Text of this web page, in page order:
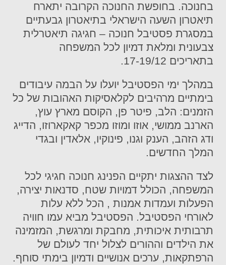
בחנוכה. בחופשת החנוכה הקרובה יתארח
תיאטרון השעה הישראלי בתיאטרון גבעתיים
במסגרת פסטיבל חנוכה – חגיגה תיאטרלית
צבעונית ומלאת דמיון לכל המשפחה
בתאריכים 17-19/12.
במהלך ימי הפסטיבל יועלו על הבמה עיבודים
בימתיים מרהיבים לקלאסיקות האהובות של כל
הזמנים: הלב, פיטר פן, הקוסם מארץ עוץ,
הארנב ממושי, אוזו ומוזו מכפר קאקארוזו, הדייג
ודג הזהב, הענק וגנו, פינוקיו, אלאדין ובגדי
המלך החדשים.
לצד ההצגות יתקיים הפנינג חנוכה חגיגי לכל
המשפחה, הכולל דמויות שטח, סדנאות יצירה,
הפעלות ועמדות אמנות , הכל ללא עלות
לאורחי הפסטיבל. הפסטיבל מביא עמו חוויה
תרבותית איכותית, מחבקת ומרגשת, המזמינה
את הילדים וההורים לצלול יחד לעולם של
הרפתקאות, ערכים אנושיים ודמיון בימתי סוחף.